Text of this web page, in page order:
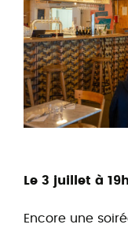
Le 3 juillet à
Encore une